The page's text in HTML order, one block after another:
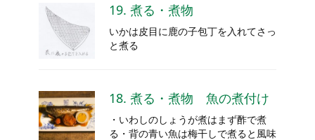
19. 煮る・煮物
いかは皮目に鹿の子包丁を入れてさっ
と煮る
18. 煮る・煮物 魚の煮付け
・いわしのしょうが煮はまず酢で煮
る・背の青い魚は梅干しで煮ると風味